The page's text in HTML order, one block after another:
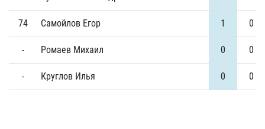
74 Самойлов Егор 1 0
- Ромаев Михаил 0 0
- Круглов Илья 0 0